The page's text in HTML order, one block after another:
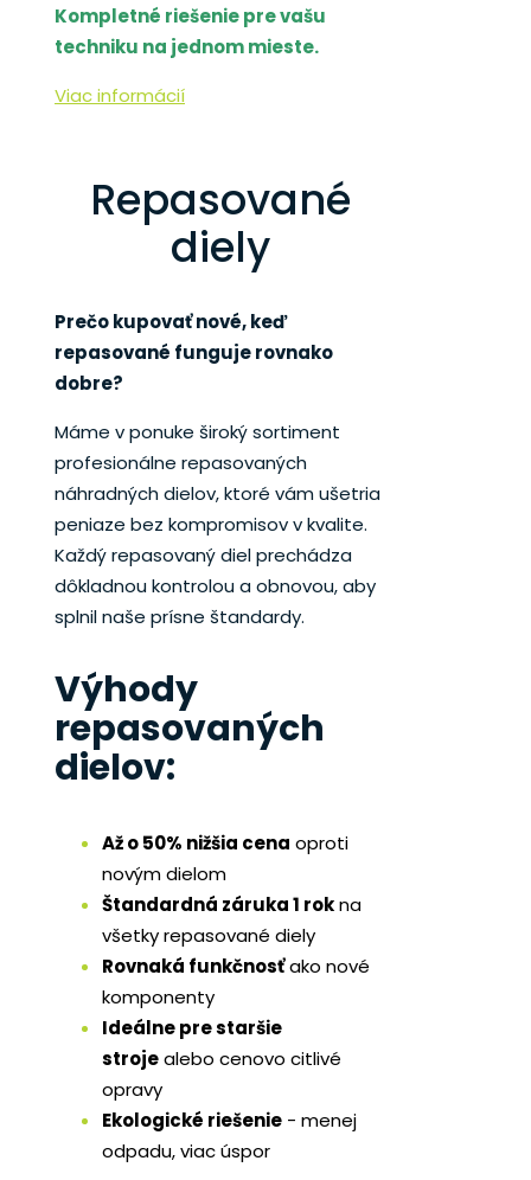
Kompletné riešenie pre vašu
techniku na jednom mieste.
Viac informácií
Repasované
diely
Prečo kupovať nové, keď
repasované funguje rovnako
dobre?
Máme v ponuke široký sortiment
profesionálne repasovaných
náhradných dielov, ktoré vám ušetria
peniaze bez kompromisov v kvalite.
Každý repasovaný diel prechádza
dôkladnou kontrolou a obnovou, aby
splnil naše prísne štandardy.
Výhody
repasovaných
dielov:
Až o 50% nižšia cena oproti
novým dielom
Štandardná záruka 1 rokna
všetky repasované diely
Rovnaká funkčnosťako nové
komponenty
Ideálne pre staršie
strojealebo cenovo citlivé
opravy
Ekologické riešenie - menej
odpadu, viac úspor